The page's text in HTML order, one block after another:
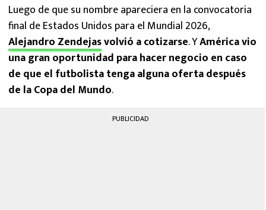
Luego de que su nombre apareciera en la convocatoria
final de Estados Unidos para el Mundial 2026,
Alejandro Zendejasvolvió a cotizarse. YAmérica vio
una gran oportunidad para hacer negocio en caso
de que el futbolista tenga alguna oferta después
de la Copa del Mundo.
PUBLICIDAD